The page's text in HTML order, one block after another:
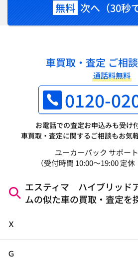
無料 次へ（30秒
車買取・査定 ご相
通話料無料
0120-
お電話での査定お申込みも受け
車買取・査定に関するご相談もお気
ユーカーパック サポー
（受付時間 10:00～19:00 定休
エスティマ ハイブリッド
ムの似た車の買取・査定を
Ｘ
Ｇ